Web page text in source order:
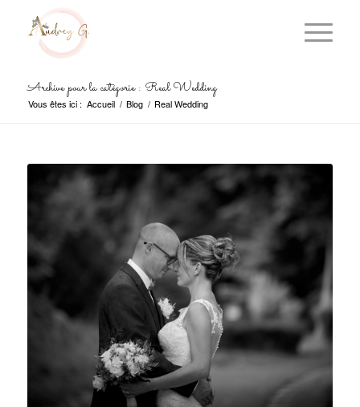
Archive pour la catégorie : Real Wedding
Vous êtes ici : Accueil / Blog / Real Wedding